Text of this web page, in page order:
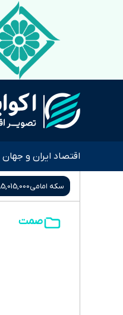
اقتصاد ایران و جهان
سکه بهار آزادی
صمت